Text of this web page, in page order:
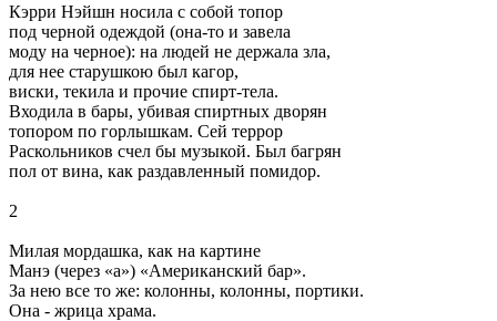
Кэрри Нэйшн носила с собой топор
под черной одеждой (она-то и завела
моду на черное): на людей не держала зла,
для нее старушкою был кагор,
виски, текила и прочие спирт-тела.
Входила в бары, убивая спиртных дворян
топором по горлышкам. Сей террор
Раскольников счел бы музыкой. Был багрян
пол от вина, как раздавленный помидор.
2
Милая мордашка, как на картине
Манэ (через «а») «Американский бар».
За нею все то же: колонны, колонны, портики.
Она - жрица храма.